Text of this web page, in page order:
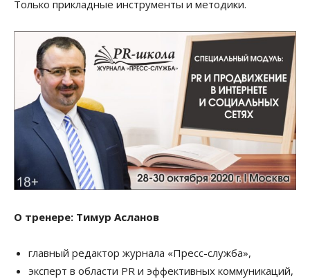
Только прикладные инструменты и методики.
О тренере: Тимур Асланов
главный редактор журнала «Пресс-служба»,
эксперт в области PR и эффективных коммуникаций,